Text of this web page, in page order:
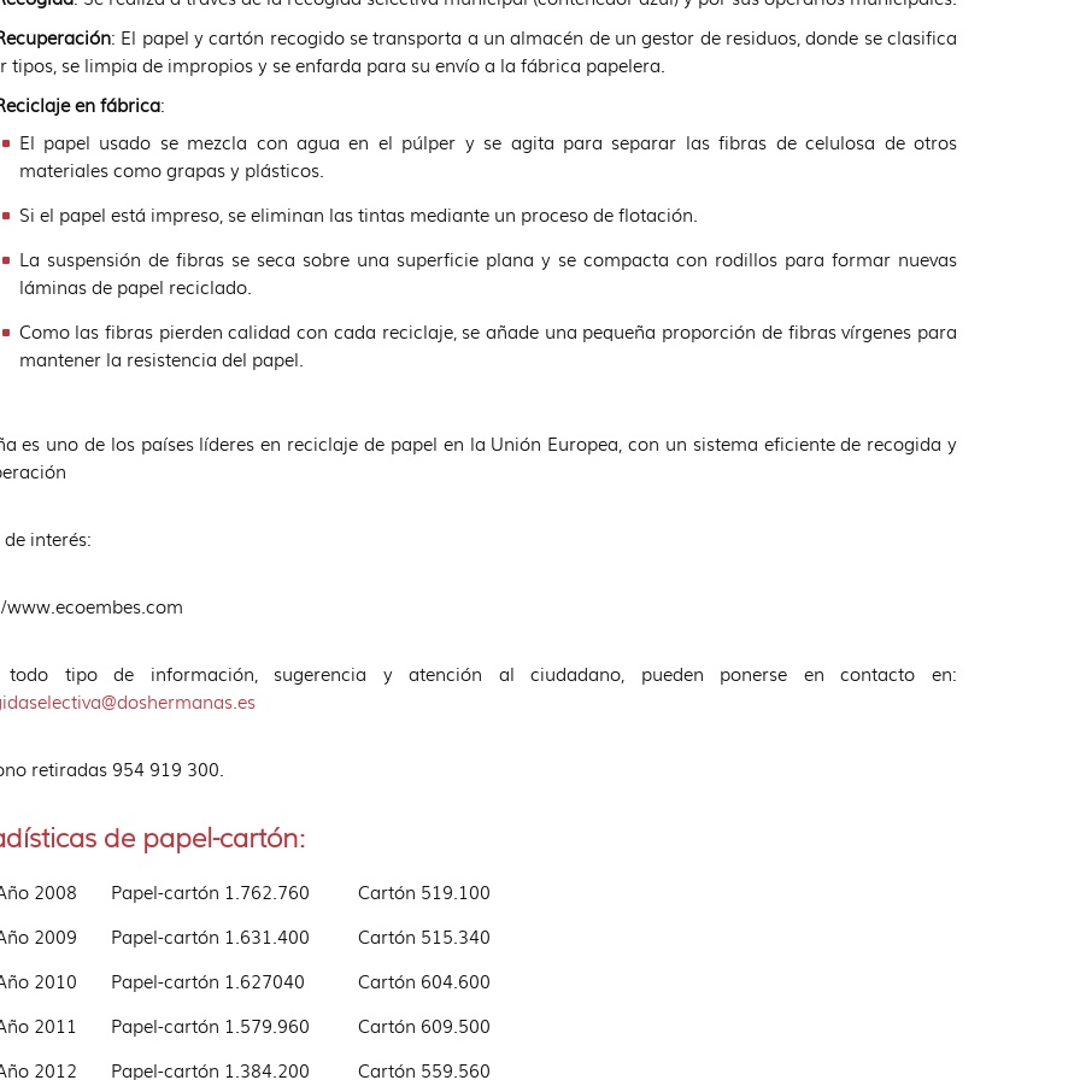
: El papel y cartón recogido se transporta a un almacén de un gestor de residuos, donde se clasifica
tipos, se limpia de impropios y se enfarda para su envío a la fábrica papelera.
en fábrica:
El papel usado se mezcla con agua en el púlper y se agita para separar las fibras de celulosa de otros
materiales como grapas y plásticos.
Si el papel está impreso, se eliminan las tintas mediante un proceso de flotación.
La suspensión de fibras se seca sobre una superficie plana y se compacta con rodillos para formar nuevas
láminas de papel reciclado.
Como las fibras pierden calidad con cada reciclaje, se añade una pequeña proporción de fibras vírgenes para
mantener la resistencia del papel.
es uno de los países líderes en reciclaje de papel en la Unión Europea, con un sistema eficiente de recogida y
interés:
todo tipo de información, sugerencia y atención al ciudadano, pueden ponerse en contacto en:
retiradas 954 919 300.
de papel-cartón:
2008 Papel-cartón 1.762.760 Cartón 519.100
2009 Papel-cartón 1.631.400 Cartón 515.340
2010 Papel-cartón 1.627040 Cartón 604.600
2011 Papel-cartón 1.579.960 Cartón 609.500
2012 Papel-cartón 1.384.200 Cartón 559.560